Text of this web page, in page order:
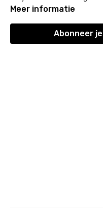
alignment en
balans en energie in elke
Meer informatie
Abonneer